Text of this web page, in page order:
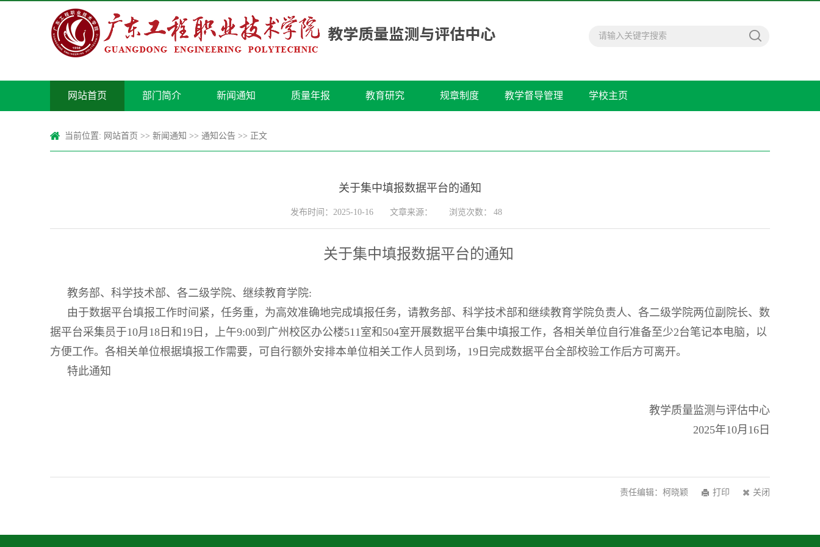
网站首页 部门简介 新闻通知 质量年报 教育研究 规章制度 教学督导管理 学校主页
当前位置: 网站首页 >> 新闻通知 >> 通知公告 >> 正文
关于集中填报数据平台的通知
发布时间：2025-10-16 文章来源： 浏览次数： 48
关于集中填报数据平台的通知
教务部、科学技术部、各二级学院、继续教育学院:
由于数据平台填报工作时间紧，任务重，为高效准确地完成填报任务，请教务部、科学技术部和继续教育学院负责人、各二级学院两位副院长、数
据平台采集员于10月18日和19日，上午9:00到广州校区办公楼511室和504室开展数据平台集中填报工作，各相关单位自行准备至少2台笔记本电脑，以
方便工作。各相关单位根据填报工作需要，可自行额外安排本单位相关工作人员到场，19日完成数据平台全部校验工作后方可离开。
特此通知
教学质量监测与评估中心
2025年10月16日
关闭
打印
责任编辑：柯晓颖